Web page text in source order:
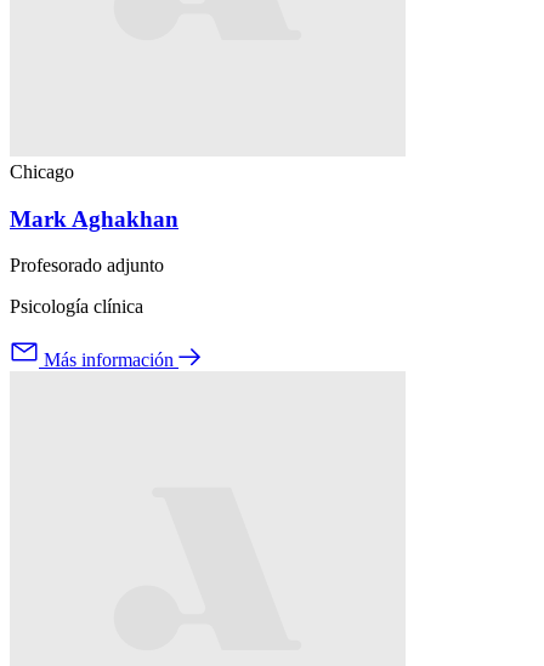
Chicago
Mark Aghakhan
Profesorado adjunto
Psicología clínica
Más información